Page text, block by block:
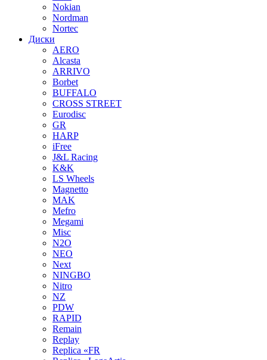
Nokian
Nordman
Nortec
Диски
AERO
Alcasta
ARRIVO
Borbet
BUFFALO
CROSS STREET
Eurodisc
GR
HARP
iFree
J&L Racing
K&K
LS Wheels
Magnetto
MAK
Mefro
Megami
Misc
N2O
NEO
Next
NINGBO
Nitro
NZ
PDW
RAPID
Remain
Replay
Replica «FR